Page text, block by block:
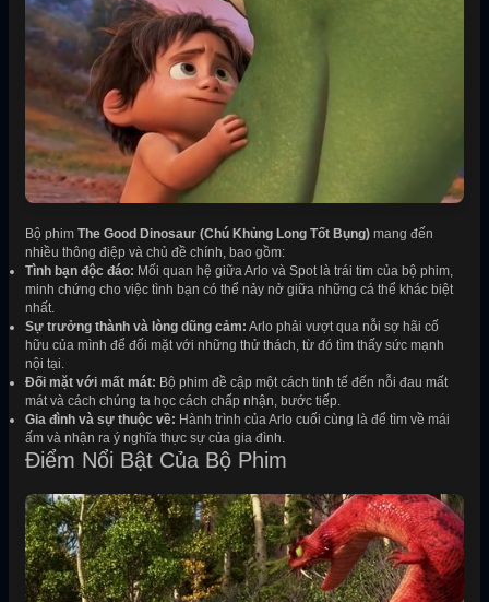
Bộ phim The Good Dinosaur (Chú Khủng Long Tốt Bụng) mang đến
nhiều thông điệp và chủ đề chính, bao gồm:
Tình bạn độc đáo: Mối quan hệ giữa Arlo và Spot là trái tim của bộ phim,
minh chứng cho việc tình bạn có thể nảy nở giữa những cá thể khác biệt
nhất.
Sự trưởng thành và lòng dũng cảm: Arlo phải vượt qua nỗi sợ hãi cố
hữu của mình để đối mặt với những thử thách, từ đó tìm thấy sức mạnh
nội tại.
Đối mặt với mất mát: Bộ phim đề cập một cách tinh tế đến nỗi đau mất
mát và cách chúng ta học cách chấp nhận, bước tiếp.
Gia đình và sự thuộc về: Hành trình của Arlo cuối cùng là để tìm về mái
ấm và nhận ra ý nghĩa thực sự của gia đình.
Điểm Nổi Bật Của Bộ Phim